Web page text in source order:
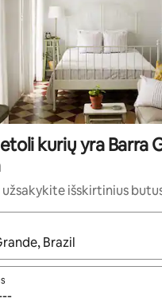
kurių yra Barra
užsakykite išskirtinius
paieškos rezultatai, juos